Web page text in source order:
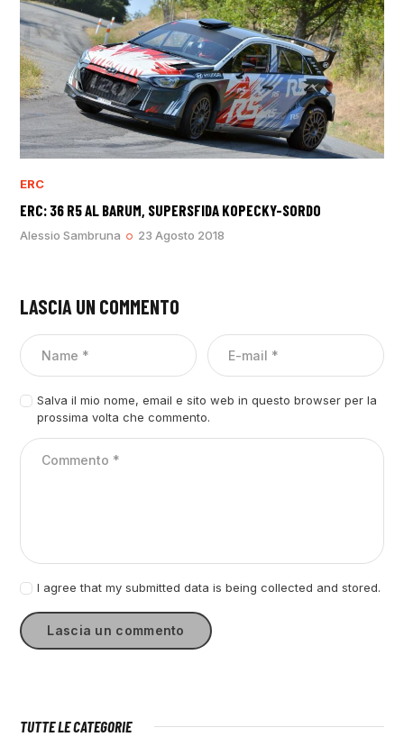
ERC
ERC: 36 R5 AL BARUM, SUPERSFIDA KOPECKY-SORDO
Alessio Sambruna 23 Agosto 2018
LASCIA UN COMMENTO
Salva il mio nome, email e sito web in questo browser per la
prossima volta che commento.
I agree that my submitted data is being collected and stored.
TUTTE LE CATEGORIE